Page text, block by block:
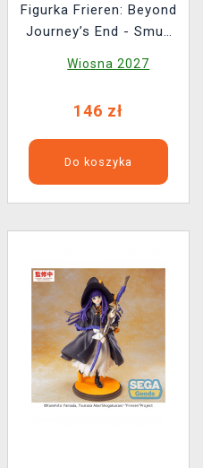
Figurka Frieren: Beyond
Journey’s End - Smug
Frieren: Beyond
Wiosna 2027
146 zł
Do koszyka